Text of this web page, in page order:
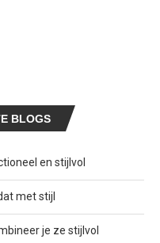
BLOGS
en stijlvol
met stijl
je ze stijlvol